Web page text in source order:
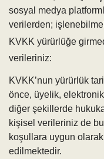
sosyal medya
verilerden;
KVKK yürürlüğe
verileriniz:
KVKK’nun yürürlük
önce, üyelik,
diğer şekillerde
kişisel verileriniz de
koşullara uygun
edilmektedir.